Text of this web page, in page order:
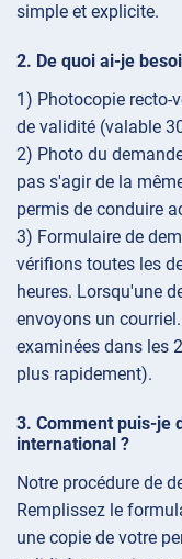
simple et explicite.
De quoi ai-je
1) Photocopie recto-
de validité (valable
2) Photo du
pas s'agir de la
permis de conduire
3) Formulaire de
vérifions toutes les
heures. Lorsqu'une
envoyons un
examinées dans les
plus rapidement).
Comment puis-je
international ?
Notre procédure de
Remplissez le
une copie de votre